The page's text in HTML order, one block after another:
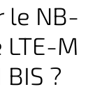
le NB-
M
?